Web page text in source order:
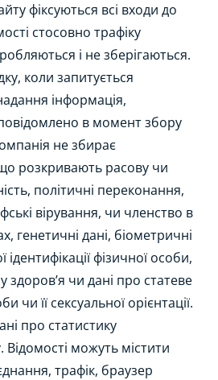
фіксуються всі входи до
стосовно трафіку
і не зберігаються.
коли запитується
інформація,
в момент збору
не збирає
розкривають расову чи
політичні переконання,
вірування, чи членство в
генетичні дані, біометричні
фізичної особи,
здоров’я чи дані про статеве
чи її сексуальної орієнтації.
про статистику
Відомості можуть містити
трафік, браузер